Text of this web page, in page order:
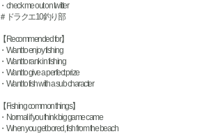
・check me out on twitter
＃ドラクエ10釣り部
【Recommended for】
・Want to enjoy fishing
・Want to rank in fishing
・Want to give a perfect prize
・Want to fish with a sub character
【Fishing common things】
・Normal if you think big game came
・When you get bored, fish from the beach